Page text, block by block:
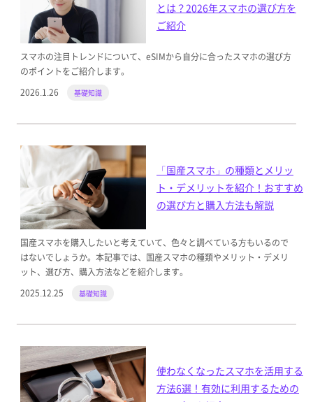
とは？2026年スマホの選び方を
ご紹介
スマホの注目トレンドについて、eSIMから自分に合ったスマホの選び方
のポイントをご紹介します。
2026.1.26
基礎知識
「国産スマホ」の種類とメリッ
ト・デメリットを紹介！おすすめ
の選び方と購入方法も解説
国産スマホを購入したいと考えていて、色々と調べている方もいるので
はないでしょうか。本記事では、国産スマホの種類やメリット・デメリ
ット、選び方、購入方法などを紹介します。
2025.12.25
基礎知識
使わなくなったスマホを活用する
方法6選！有効に利用するための